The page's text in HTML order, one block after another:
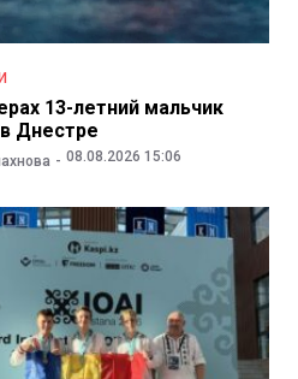
13-летний мальчик
Днестре
08.08.2026 15:06